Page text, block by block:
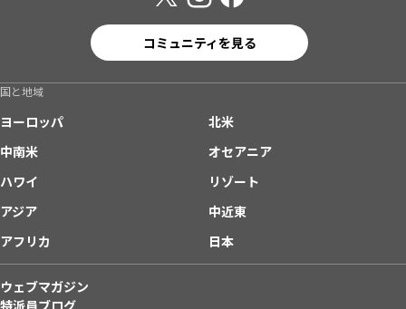
コミュニティを見る
国と地域
ヨーロッパ
北米
中南米
オセアニア
ハワイ
リゾート
アジア
中近東
アフリカ
日本
ウェブマガジン
特派員ブログ